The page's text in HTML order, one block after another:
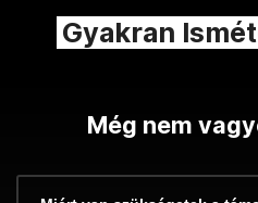
Gyakran
Még nem